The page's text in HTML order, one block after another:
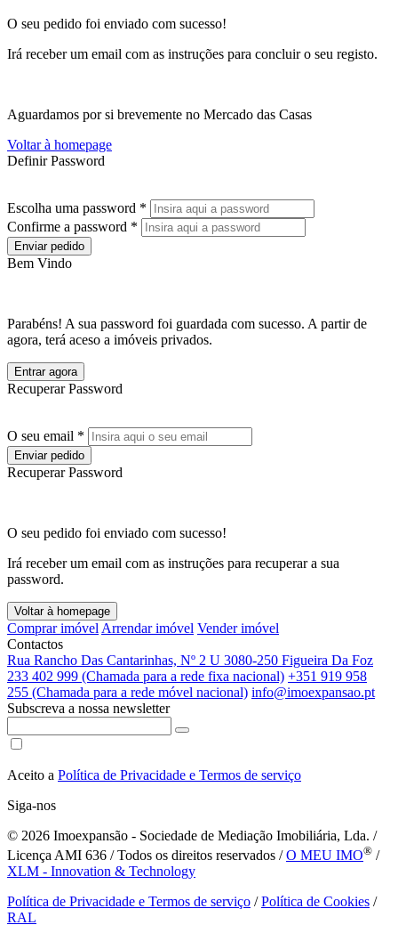
O seu pedido foi enviado com sucesso!
Irá receber um email com as instruções para concluir o seu registo.
Aguardamos por si brevemente no Mercado das Casas
Voltar à homepage
Definir Password
Escolha uma password *
Confirme a password *
Enviar pedido
Bem Vindo
Parabéns! A sua password foi guardada com sucesso. A partir de
agora, terá aceso a imóveis privados.
Entrar agora
Recuperar Password
O seu email *
Enviar pedido
Recuperar Password
O seu pedido foi enviado com sucesso!
Irá receber um email com as instruções para recuperar a sua
password.
Voltar à homepage
Comprar imóvel Arrendar imóvel Vender imóvel
Contactos
Rua Rancho Das Cantarinhas, Nº 2 U 3080-250 Figueira Da Foz
233 402 999 (Chamada para a rede fixa nacional) +351 919 958
255 (Chamada para a rede móvel nacional) info@imoexpansao.pt
Subscreva a nossa newsletter
Aceito a Política de Privacidade e Termos de serviço
Siga-nos
© 2026 Imoexpansão - Sociedade de Mediação Imobiliária, Lda. /
Licença AMI 636 / Todos os direitos reservados /O MEU IMO® /
XLM - Innovation & Technology
Política de Privacidade e Termos de serviço /Política de Cookies /
RAL